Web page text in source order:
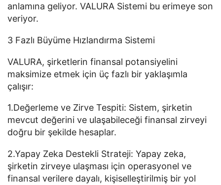
anlamına geliyor. VALURA Sistemi bu erimeye son
veriyor.
3 Fazlı Büyüme Hızlandırma Sistemi
VALURA, şirketlerin finansal potansiyelini
maksimize etmek için üç fazlı bir yaklaşımla
çalışır:
1.Değerleme ve Zirve Tespiti: Sistem, şirketin
mevcut değerini ve ulaşabileceği finansal zirveyi
doğru bir şekilde hesaplar.
2.Yapay Zeka Destekli Strateji: Yapay zeka,
şirketin zirveye ulaşması için operasyonel ve
finansal verilere dayalı, kişiselleştirilmiş bir yol